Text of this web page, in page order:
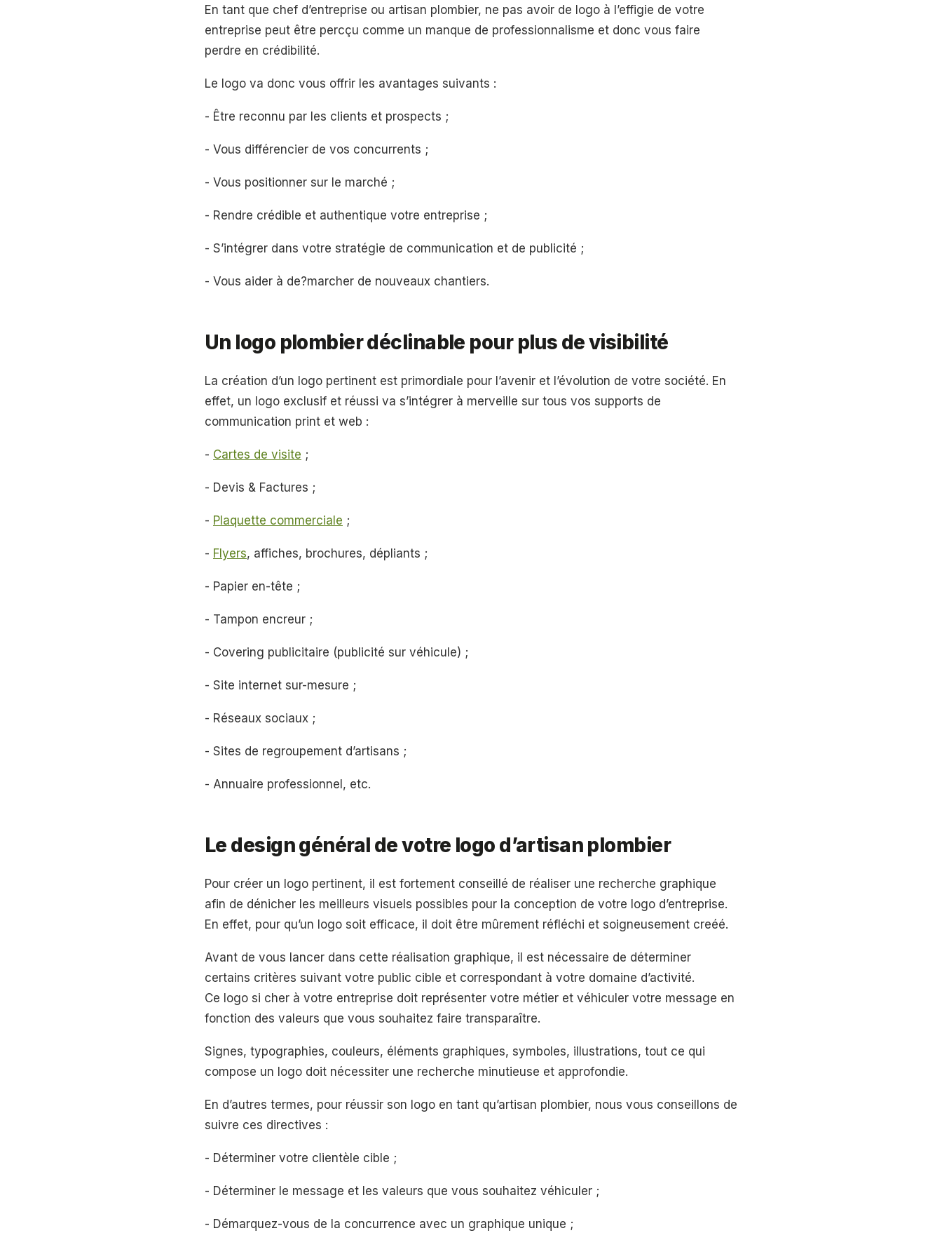
En tant que chef d’entreprise ou artisan plombier, ne pas avoir de logo à l’effigie de votre
entreprise peut être percçu comme un manque de professionnalisme et donc vous faire
perdre en crédibilité.
Le logo va donc vous offrir les avantages suivants :
- Être reconnu par les clients et prospects ;
- Vous différencier de vos concurrents ;
- Vous positionner sur le marché ;
- Rendre crédible et authentique votre entreprise ;
- S’intégrer dans votre stratégie de communication et de publicité ;
- Vous aider à de?marcher de nouveaux chantiers.
Un logo plombier déclinable pour plus de visibilité
La création d’un logo pertinent est primordiale pour l’avenir et l’évolution de votre société. En
effet, un logo exclusif et réussi va s’intégrer à merveille sur tous vos supports de
communication print et web :
- Cartes de visite ;
- Devis & Factures ;
- Plaquette commerciale ;
- Flyers, affiches, brochures, dépliants ;
- Papier en-tête ;
- Tampon encreur ;
- Covering publicitaire (publicité sur véhicule) ;
- Site internet sur-mesure ;
- Réseaux sociaux ;
- Sites de regroupement d’artisans ;
- Annuaire professionnel, etc.
Le design général de votre logo d’artisan plombier
Pour créer un logo pertinent, il est fortement conseillé de réaliser une recherche graphique
afin de dénicher les meilleurs visuels possibles pour la conception de votre logo d’entreprise.
En effet, pour qu’un logo soit efficace, il doit être mûrement réfléchi et soigneusement creéé.
Avant de vous lancer dans cette réalisation graphique, il est nécessaire de déterminer
certains critères suivant votre public cible et correspondant à votre domaine d’activité.
Ce logo si cher à votre entreprise doit représenter votre métier et véhiculer votre message en
fonction des valeurs que vous souhaitez faire transparaître.
Signes, typographies, couleurs, éléments graphiques, symboles, illustrations, tout ce qui
compose un logo doit nécessiter une recherche minutieuse et approfondie.
En d’autres termes, pour réussir son logo en tant qu’artisan plombier, nous vous conseillons de
suivre ces directives :
- Déterminer votre clientèle cible ;
- Déterminer le message et les valeurs que vous souhaitez véhiculer ;
- Démarquez-vous de la concurrence avec un graphique unique ;